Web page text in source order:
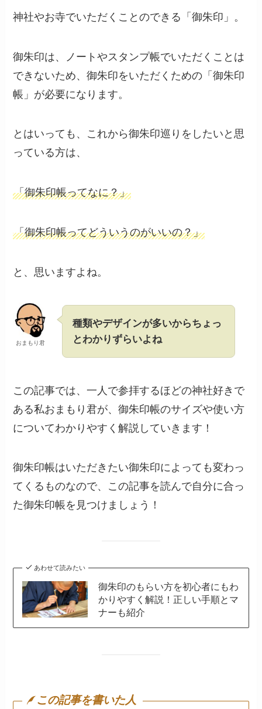
神社やお寺でいただくことのできる「御朱印」。
御朱印は、ノートやスタンプ帳でいただくことは
できないため、御朱印をいただくための「御朱印
帳」が必要になります。
とはいっても、これから御朱印巡りをしたいと思
っている方は、
「御朱印帳ってなに？」
「御朱印帳ってどういうのがいいの？」
と、思いますよね。
おまもり君
種類やデザインが多いからちょっ
とわかりずらいよね
この記事では、一人で参拝するほどの神社好きで
ある私おまもり君が、御朱印帳のサイズや使い方
についてわかりやすく解説していきます！
御朱印帳はいただきたい御朱印によっても変わっ
てくるものなので、この記事を読んで自分に合っ
た御朱印帳を見つけましょう！
あわせて読みたい
御朱印のもらい方を初心者にもわ
かりやすく解説！正しい手順とマ
ナーも紹介
この記事を書いた人